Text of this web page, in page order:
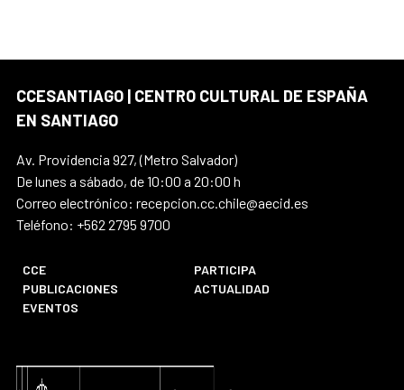
CCESANTIAGO | CENTRO CULTURAL DE ESPAÑA
EN SANTIAGO
Av. Providencia 927, (Metro Salvador)
De lunes a sábado, de 10:00 a 20:00 h
Correo electrónico: recepcion.cc.chile@aecid.es
Teléfono: +562 2795 9700
CCE
PARTICIPA
PUBLICACIONES
ACTUALIDAD
EVENTOS